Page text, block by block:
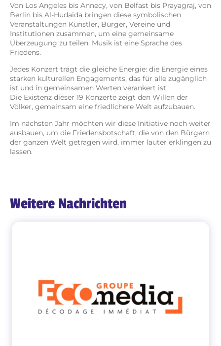
Von Los Angeles bis Annecy, von Belfast bis Prayagraj, von
Berlin bis Al-Hudaida bringen diese symbolischen
Veranstaltungen Künstler, Bürger, Vereine und
Institutionen zusammen, um eine gemeinsame
Überzeugung zu teilen: Musik ist eine Sprache des
Friedens.
Jedes Konzert trägt die gleiche Energie: die Energie eines
starken kulturellen Engagements, das für alle zugänglich
ist und in gemeinsamen Werten verankert ist.
Die Existenz dieser 19 Konzerte zeigt den Willen der
Völker, gemeinsam eine friedlichere Welt aufzubauen.
Im nächsten Jahr möchten wir diese Initiative noch weiter
ausbauen, um die Friedensbotschaft, die von den Bürgern
der ganzen Welt getragen wird, immer lauter erklingen zu
lassen.
Weitere Nachrichten